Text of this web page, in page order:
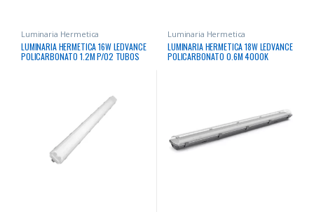
Luminaria Hermetica
LUMINARIA HERMETICA 16W LEDVANCE
POLICARBONATO 1.2M P/02 TUBOS
Luminaria Hermetica
LUMINARIA HERMETICA 18W LEDVANCE
POLICARBONATO 0.6M 4000K